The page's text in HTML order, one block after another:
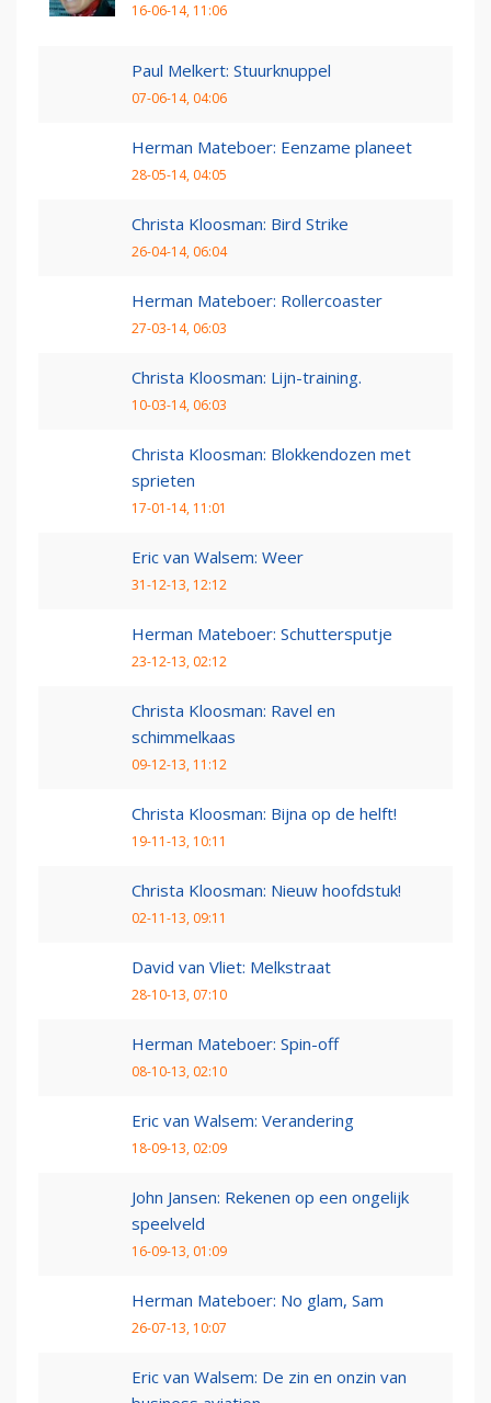
16-06-14, 11:06
Paul Melkert: Stuurknuppel
07-06-14, 04:06
Herman Mateboer: Eenzame planeet
28-05-14, 04:05
Christa Kloosman: Bird Strike
26-04-14, 06:04
Herman Mateboer: Rollercoaster
27-03-14, 06:03
Christa Kloosman: Lijn-training.
10-03-14, 06:03
Christa Kloosman: Blokkendozen met
sprieten
17-01-14, 11:01
Eric van Walsem: Weer
31-12-13, 12:12
Herman Mateboer: Schuttersputje
23-12-13, 02:12
Christa Kloosman: Ravel en
schimmelkaas
09-12-13, 11:12
Christa Kloosman: Bijna op de helft!
19-11-13, 10:11
Christa Kloosman: Nieuw hoofdstuk!
02-11-13, 09:11
David van Vliet: Melkstraat
28-10-13, 07:10
Herman Mateboer: Spin-off
08-10-13, 02:10
Eric van Walsem: Verandering
18-09-13, 02:09
John Jansen: Rekenen op een ongelijk
speelveld
16-09-13, 01:09
Herman Mateboer: No glam, Sam
26-07-13, 10:07
Eric van Walsem: De zin en onzin van